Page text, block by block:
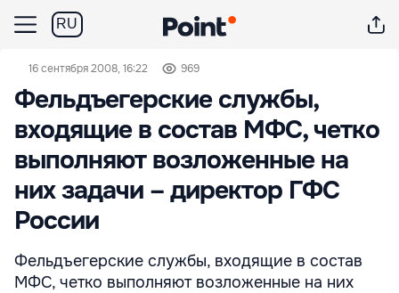
RU
16 сентября 2008, 16:22 969
Фельдъегерские службы,
входящие в состав МФС, четко
выполняют возложенные на
них задачи – директор ГФС
России
Фельдъегерские службы, входящие в состав
МФС, четко выполняют возложенные на них